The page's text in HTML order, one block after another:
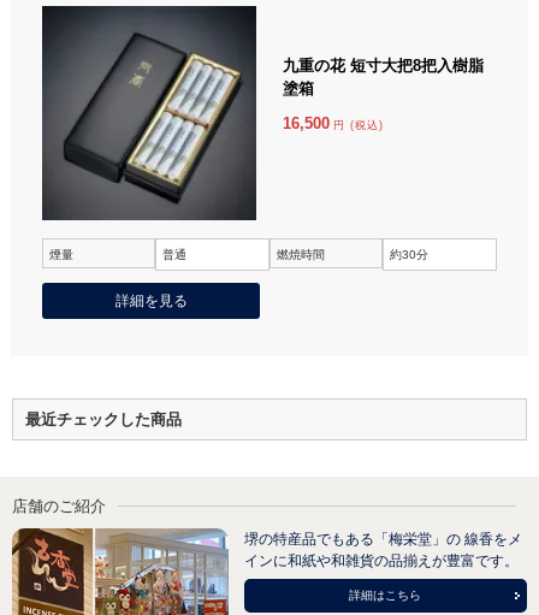
九重の花 短寸大把8把入樹脂
塗箱
16,500 円 (税込)
煙量 普通 燃焼時間 約30分
詳細を見る
最近チェックした商品
店舗のご紹介
堺の特産品でもある「梅栄堂」の 線香をメ
インに和紙や和雑貨の品揃えが豊富です。
詳細はこちら